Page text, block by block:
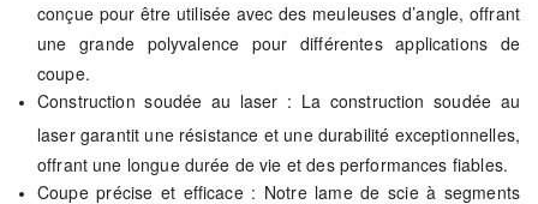
conçue pour être utilisée avec des meuleuses d’angle, offrant
une grande polyvalence pour différentes applications de
coupe.
Construction soudée au laser : La construction soudée au
laser garantit une résistance et une durabilité exceptionnelles,
offrant une longue durée de vie et des performances fiables.
Coupe précise et efficace : Notre lame de scie à segments